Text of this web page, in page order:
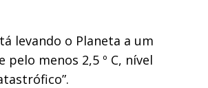
levando o Planeta a um
pelo menos 2,5 º C, nível